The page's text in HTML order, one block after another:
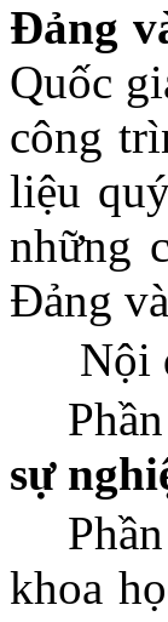
Đảng
Quốc
công
liệu
những
Đảng
Nội
sự
khoa